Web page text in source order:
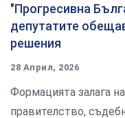
"Прогресивна
депутатите
решения
28 Април, 2026
Формацията залага
правителство,